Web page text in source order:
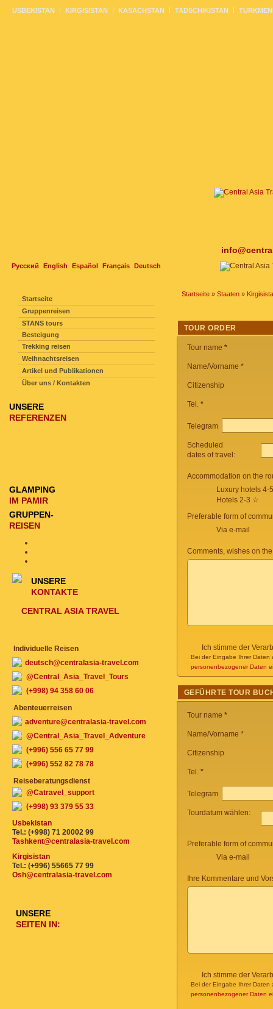
Русский English Español Français Deutsch
USBEKISTAN KIRGISISTAN KASACHSTAN TADSCHIKISTAN
Startseite » Staaten »
TOUR ORDER
Tour name *
Name/Vorname *
Citizenship
Tel. *
Telegram
Scheduled
dates of travel:
Accommodation on the
Luxury hotels 4-
Hotels 2-3 ☆
Preferable form of
Via e-mail
Comments, wishes on
Ich stimme der
Bei der Eingabe Ihrer Daten
personenbezogener Daten
GEFÜHRTE TOUR
Tour name *
Name/Vorname *
Citizenship
Tel. *
Telegram
Tourdatum wählen:
Preferable form of
Via e-mail
Ihre Kommentare und
Ich stimme der
Bei der Eingabe Ihrer Daten
personenbezogener Daten
Startseite
Gruppenreisen
STANS tours
Besteigung
Trekking reisen
Weihnachtsreisen
Artikel und Publikationen
Über uns / Kontakten
UNSERE
REFERENZEN
GLAMPING
IM PAMIR
GRUPPEN-
REISEN
UNSERE
KONTAKTE
CENTRAL ASIA TRAVEL
Individuelle Reisen
deutsch@centralasia-travel.com
@Central_Asia_Travel_Tours
(+998) 94 358 60 06
Abenteuerreisen
adventure@centralasia-travel.com
@Central_Asia_Travel_Adventure
(+996) 556 65 77 99
(+996) 552 82 78 78
Reiseberatungsdienst
@Catravel_support
(+998) 93 379 55 33
Usbekistan
Tel.: (+998) 71 20002 99
Tashkent@centralasia-travel.com
Kirgisistan
Tel.: (+996) 55665 77 99
Osh@centralasia-travel.com
UNSERE
SEITEN IN: